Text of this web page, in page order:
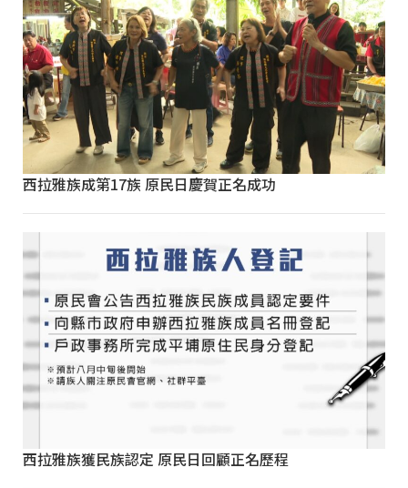
西拉雅族成第17族 原民日慶賀正名成功
西拉雅族獲民族認定 原民日回顧正名歷程